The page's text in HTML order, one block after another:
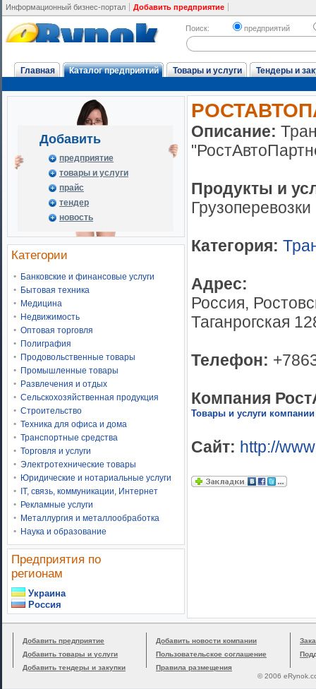
Информационный бизнес-портал Добавить предприятие
Поиск: предприятий
Главная Каталог предприятий Товары и услуги Тендеры и
Добавить
предприятие
товары и услуги
прайс
тендер
новость
Категории
Банковские и финансовые услуги
Бытовая техника
Медицина
Недвижимость
Оптовая торговля
Полиграфия
Продовольственные товары
Промышленные товары
Развлечения и отдых
Сельскохозяйственная продукция
Строительство
Техника для офиса и дома
Транспортные средства
Торговля и услуги
Электротехнические товары
Юридические и нотариальные услуги
IT, связь, коммуникации, Интернет
Рекламные услуги
Металлургия и металлообработка
Наука и образование
Предприятия по
регионам
Украина
Россия
Описание:
Продукты и
Грузоперевозки
Категория:
Адрес:
Россия,
Таганрогская
Телефон:
Компания
Товары и услуги компании
Сайт: http://
Добавить предприятие
Добавить товары и услуги
Добавить тендеры и закупки
Добавить новости компании
Пользовательское соглашение
Правила размещения
© 2006